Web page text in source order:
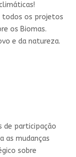
todos os projetos
os Biomas.
e da natureza.
de participação
as mudanças
sobre